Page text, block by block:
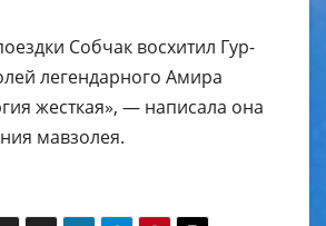
Собчак восхитил Гур-
легендарного Амира
жесткая», — написала она
мавзолея.